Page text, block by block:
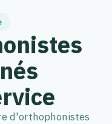
d'orthophonistes